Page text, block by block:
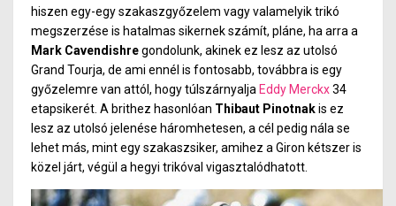
hiszen egy-egy szakaszgyőzelem vagy valamelyik trikó
megszerzése is hatalmas sikernek számít, pláne, ha arra a
Mark Cavendishregondolunk, akinek ez lesz az utolsó
Grand Tourja, de ami ennél is fontosabb, továbbra is egy
győzelemre van attól, hogy túlszárnyalja Eddy Merckx34
etapsikerét. A brithez hasonlóan Thibaut Pinotnakis ez
lesz az utolsó jelenése háromhetesen, a cél pedig nála se
lehet más, mint egy szakaszsiker, amihez a Giron kétszer is
közel járt, végül a hegyi trikóval vigasztalódhatott.